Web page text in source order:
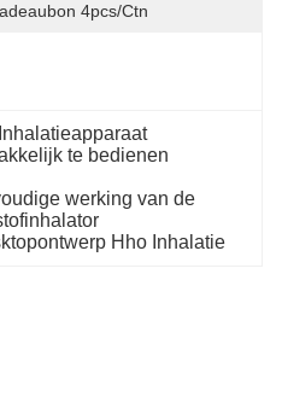
4pcs/ctn
te bedienen
werking van de
Hho Inhalatie